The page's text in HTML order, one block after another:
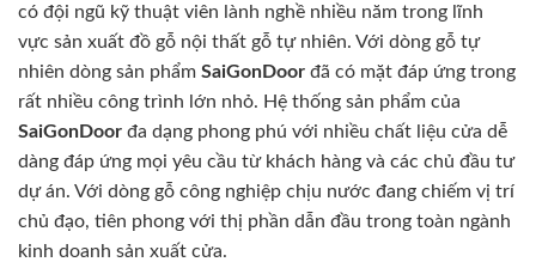
có đội ngũ kỹ thuật viên lành nghề nhiều năm trong lĩnh
vực sản xuất đồ gỗ nội thất gỗ tự nhiên. Với dòng gỗ tự
nhiên dòng sản phẩm SaiGonDoor đã có mặt đáp ứng trong
rất nhiều công trình lớn nhỏ. Hệ thống sản phẩm của
SaiGonDoor đa dạng phong phú với nhiều chất liệu cửa dễ
dàng đáp ứng mọi yêu cầu từ khách hàng và các chủ đầu tư
dự án. Với dòng gỗ công nghiệp chịu nước đang chiếm vị trí
chủ đạo, tiên phong với thị phần dẫn đầu trong toàn ngành
kinh doanh sản xuất cửa.